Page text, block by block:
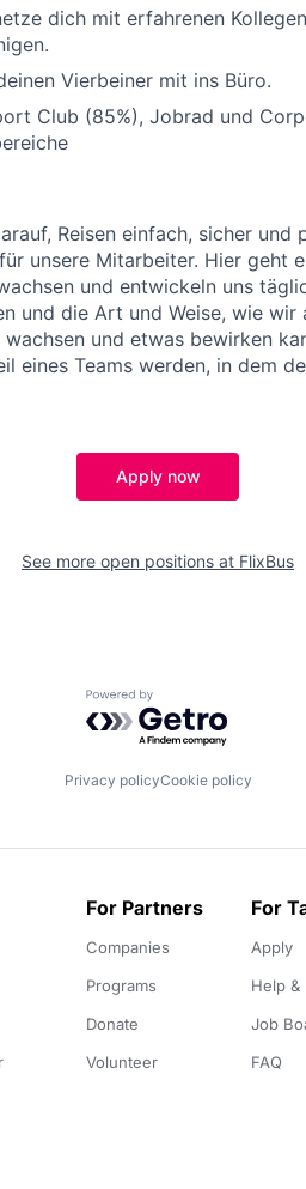
dich mit erfahrenen
Vierbeiner mit ins Büro.
Club (85%), Jobrad und
Reisen einfach, sicher
unsere Mitarbeiter. Hier geht
und entwickeln uns
und die Art und Weise, wie wir
und etwas bewirken
eines Teams werden, in dem
Apply now
See more open positions at FlixBus
Powered by Getro.com
Privacy policyCookie policy
For Partners
Companies
Programs
Donate
Volunteer
For
Apply
Help &
Job
FAQ